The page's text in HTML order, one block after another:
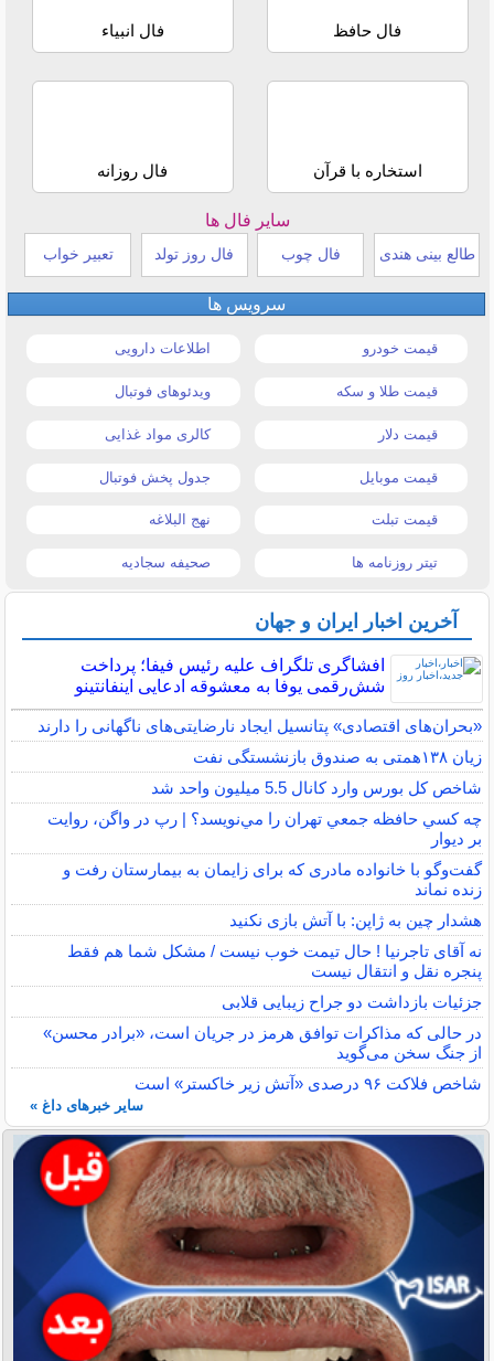
فال حافظ فال انبیاء
استخاره با قرآن فال روزانه
سایر فال ها
طالع بینی هندی فال چوب فال روز تولد تعبیر خواب
سرویس ها
قیمت خودرو اطلاعات دارویی
قیمت طلا و سکه ویدئوهای فوتبال
قیمت دلار کالری مواد غذایی
قیمت موبایل جدول پخش فوتبال
قیمت تبلت نهج البلاغه
تیتر روزنامه ها صحیفه سجادیه
آخرین اخبار ایران و جهان
افشاگری تلگراف علیه رئیس فیفا؛ پرداخت
شش‌رقمی یوفا به معشوقه ادعایی اینفانتینو
«بحران‌های اقتصادی» پتانسیل ایجاد نارضایتی‌های ناگهانی را دارند
زیان ۱۳۸همتی به صندوق بازنشستگی نفت
شاخص کل بورس وارد کانال 5.5 میلیون واحد شد
چه كسي حافظه جمعي تهران را مي‌نويسد؟ | رپ در واگن، روايت
بر ديوار
گفت‌وگو با خانواده مادری که برای زایمان به بیمارستان رفت و
زنده نماند
هشدار چین به ژاپن: با آتش بازی نکنید
نه آقای تاجرنیا ! حال تیمت خوب نیست / مشکل شما هم فقط
پنجره نقل و انتقال نیست
جزئیات بازداشت دو جراح زیبایی قلابی
در حالی که مذاکرات توافق هرمز در جریان است، «برادر محسن»
از جنگ سخن می‌گوید
شاخص فلاکت ۹۶ درصدی «آتش زیر خاکستر» است
سایر خبرهای داغ »